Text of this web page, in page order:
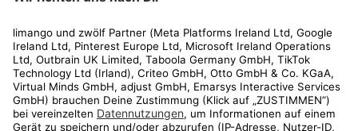
Kundenservice
Shop
Aktionen